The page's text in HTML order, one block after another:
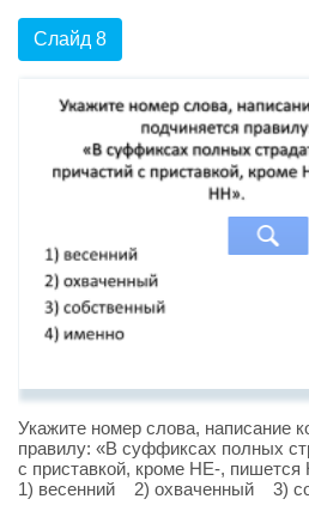
Слайд 8
Укажите номер слова, написание
правилу: «В суффиксах полных
с приставкой, кроме НЕ-, пишется
1) весенний 2) охваченный 3)